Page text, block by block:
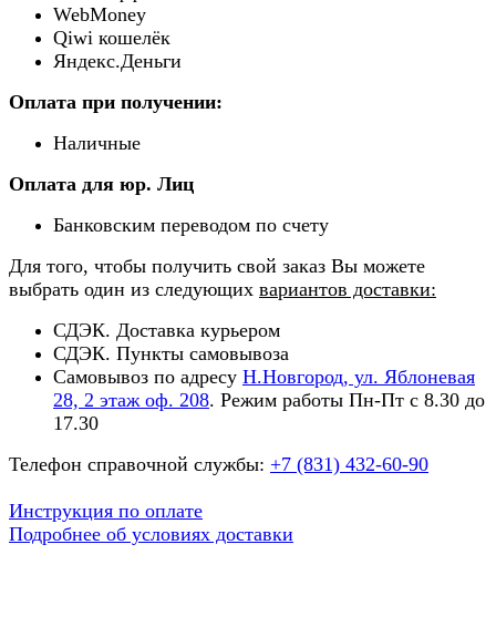
WebMoney
Qiwi кошелёк
Яндекс.Деньги
Оплата при получении:
Наличные
Оплата для юр. Лиц
Банковским переводом по счету
Для того, чтобы получить свой заказ Вы можете
выбрать один из следующих вариантов доставки:
СДЭК. Доставка курьером
СДЭК. Пункты самовывоза
Самовывоз по адресу Н.Новгород, ул. Яблоневая
28, 2 этаж оф. 208. Режим работы Пн-Пт с 8.30 до
17.30
Телефон справочной службы: +7 (831) 432-60-90
Инструкция по оплате
Подробнее об условиях доставки